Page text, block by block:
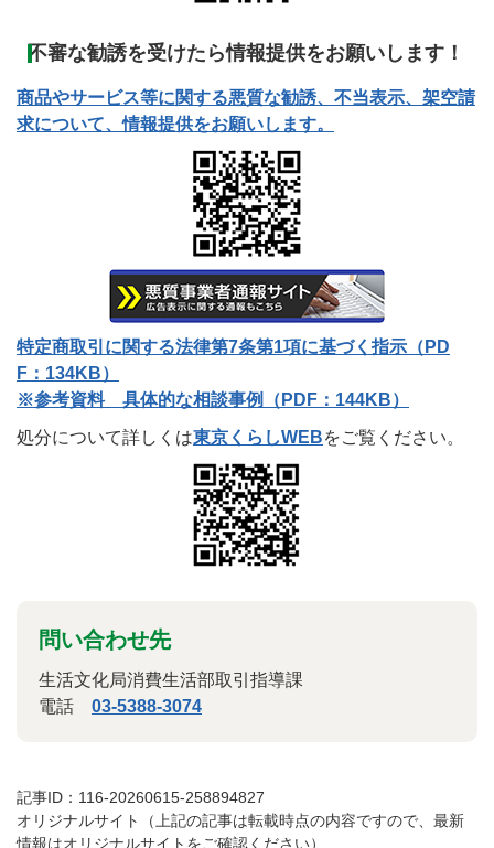
不審な勧誘を受けたら情報提供をお願いします！
商品やサービス等に関する悪質な勧誘、不当表示、架空請
求について、情報提供をお願いします。
特定商取引に関する法律第7条第1項に基づく指示（PD
F：134KB）
※参考資料 具体的な相談事例（PDF：144KB）
処分について詳しくは東京くらしWEBをご覧ください。
問い合わせ先
生活文化局消費生活部取引指導課
電話 03-5388-3074
記事ID：116-20260615-258894827
オリジナルサイト（上記の記事は転載時点の内容ですので、最新
情報はオリジナルサイトをご確認ください）